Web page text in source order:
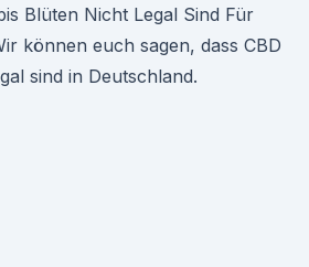
Blüten Nicht Legal Sind Für
können euch sagen, dass CBD
sind in Deutschland.